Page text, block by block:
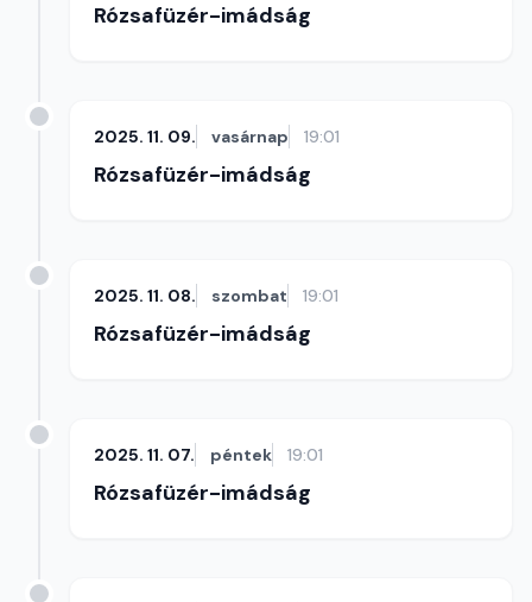
Rózsafüzér-imádság
2025. 11. 09. vasárnap 19:01
Rózsafüzér-imádság
2025. 11. 08. szombat 19:01
Rózsafüzér-imádság
2025. 11. 07. péntek 19:01
Rózsafüzér-imádság